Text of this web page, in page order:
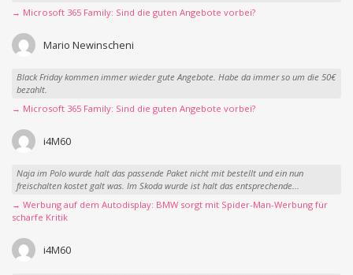
→ Microsoft 365 Family: Sind die guten Angebote vorbei?
Mario Newinscheni
Black Friday kommen immer wieder gute Angebote. Habe da immer so um die 50€
bezahlt.
→ Microsoft 365 Family: Sind die guten Angebote vorbei?
i4M60
Naja im Polo wurde halt das passende Paket nicht mit bestellt und ein nun
freischalten kostet galt was. Im Skoda wurde ist halt das entsprechende...
→ Werbung auf dem Autodisplay: BMW sorgt mit Spider-Man-Werbung für
scharfe Kritik
i4M60